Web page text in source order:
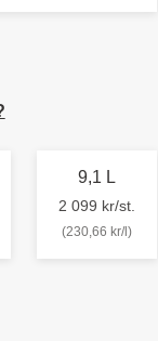
9,1 L
2 099 kr/st.
(230,66 kr/l)